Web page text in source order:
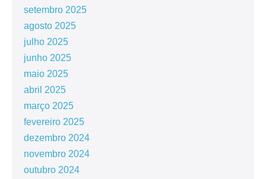
setembro 2025
agosto 2025
julho 2025
junho 2025
maio 2025
abril 2025
março 2025
fevereiro 2025
dezembro 2024
novembro 2024
outubro 2024